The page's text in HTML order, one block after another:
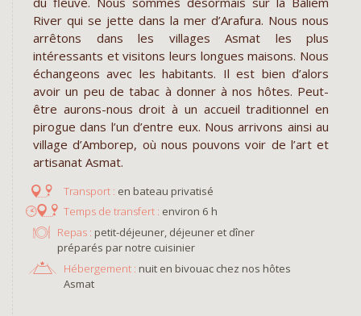
River qui se jette dans la mer d’Arafura. Nous nous
arrêtons dans les villages Asmat les plus
intéressants et visitons leurs longues maisons. Nous
échangeons avec les habitants. Il est bien d’alors
avoir un peu de tabac à donner à nos hôtes. Peut-
être aurons-nous droit à un accueil traditionnel en
pirogue dans l’un d’entre eux. Nous arrivons ainsi au
village d’Amborep, où nous pouvons voir de l’art et
artisanat Asmat.
en bateau privatisé
environ 6 h
Repas : petit-déjeuner, déjeuner et dîner
préparés par notre cuisinier
Hébergement : nuit en bivouac chez nos hôtes
Asmat